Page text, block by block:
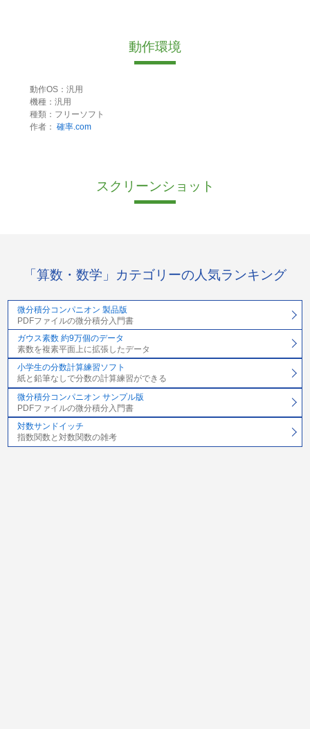
動作環境
動作OS：汎用
機種：汎用
種類：フリーソフト
作者： 確率.com
スクリーンショット
「算数・数学」カテゴリーの人気ランキング
微分積分コンパニオン 製品版
PDFファイルの微分積分入門書
ガウス素数 約9万個のデータ
素数を複素平面上に拡張したデータ
小学生の分数計算練習ソフト
紙と鉛筆なしで分数の計算練習ができる
微分積分コンパニオン サンプル版
PDFファイルの微分積分入門書
対数サンドイッチ
指数関数と対数関数の雑考